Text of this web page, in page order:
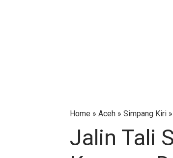
Home » Aceh » Simpang Kiri »
Jalin Tali